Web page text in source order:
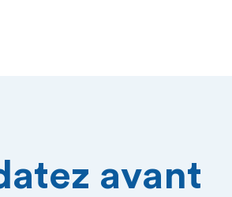
avant